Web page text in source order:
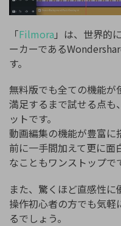
「Filmora 」は、世界的
ーカーである
す。
無料版でも全ての機能が
満足するまで試せる点も
ットです。
動画編集の機能が豊富に
前に一手間加えて更に面
なこともワンストップで
また、驚くほど直感性に
操作初心者の方でも気軽
るでしょう。